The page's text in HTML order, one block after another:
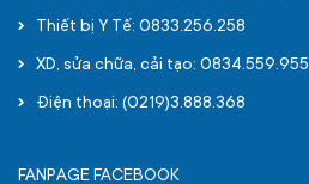
Thiết bị Y Tế: 0833.256.258
XD, sửa chữa, cải tạo: 0834.559.955
Điện thoại: (0219)3.888.368
FANPAGE FACEBOOK